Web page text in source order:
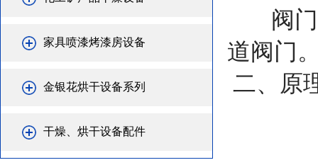
家具喷漆烤漆房设备
金银花烘干设备系列
干燥、烘干设备配件
阀门
道阀门
二、原